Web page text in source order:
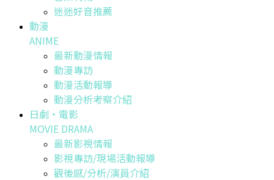
迷迷好音推薦
動漫
ANIME
最新動漫情報
動漫專訪
動漫活動報導
動漫分析考察介紹
日劇・電影
MOVIE DRAMA
最新影視情報
影視專訪/現場活動報導
觀後感/分析/演員介紹